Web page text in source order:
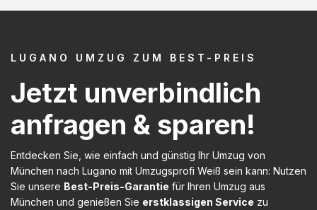
LUGANO UMZUG ZUM BEST-PREIS
Jetzt unverbindlich
anfragen & sparen!
Entdecken Sie, wie einfach und günstig Ihr Umzug von
München nach Lugano mit Umzugsprofi Weiß sein kann: Nutzen
Sie unsere Best-Preis-Garantie für Ihren Umzug aus
München und genießen Sie erstklassigen Service zu